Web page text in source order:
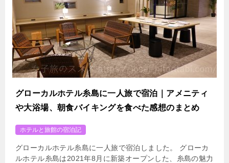
グローカルホテル糸島に一人旅で宿泊｜アメニティ
や大浴場、朝食バイキングを食べた感想のまとめ
ホテルと旅館の宿泊記
グローカルホテル糸島に一人旅で宿泊しました。 グローカ
ルホテル糸島は2021年8月に新築オープンした、糸島の魅力